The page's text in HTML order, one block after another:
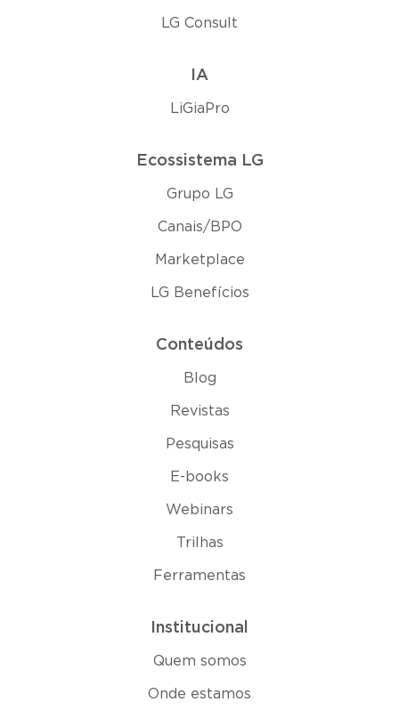
LG Consult
IA
LiGiaPro
Ecossistema LG
Grupo LG
Canais/BPO
Marketplace
LG Benefícios
Conteúdos
Blog
Revistas
Pesquisas
E-books
Webinars
Trilhas
Ferramentas
Institucional
Quem somos
Onde estamos